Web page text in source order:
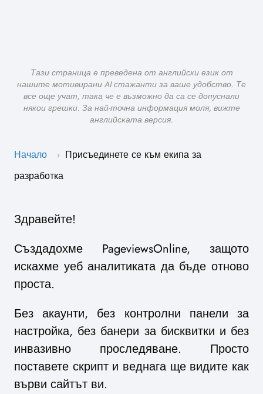
Тази страница е преведена от английски език от
нашите мотивирани AI стажанти за ваше удобство. Те
все още учат, така че е възможно да са се допуснали
някои грешки. За най-точна информация моля, вижте
английската версия.
Начало › Присъединете се към екипа за
разработка
Здравейте!
Създадохме PageviewsOnline, защото
искахме уеб аналитиката да бъде отново
проста.
Без акаунти, без контролни панели за
настройка, без банери за бисквитки и без
инвазивно проследяване. Просто
поставете скрипт и веднага ще видите как
върви сайтът ви.